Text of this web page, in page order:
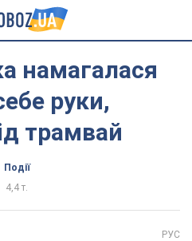
намагалася
руки,
трамвай
Події
4,4 т.
РУС